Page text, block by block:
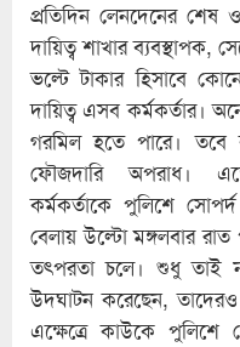
প্রতিদিন লেনদেনের শেষ
দায়িত্ব শাখার ব্যবস্থাপক,
ভল্টে টাকার হিসাবে
দায়িত্ব এসব কর্মকর্তার।
গরমিল হতে পারে। তবে
ফৌজদারি অপরাধ।
কর্মকর্তাকে পুলিশে
বেলায় উল্টো মঙ্গলবার রাত
তৎপরতা চলে। শুধু তাই
উদ্ঘাটন করেছেন,
এক্ষেত্রে কাউকে পুলিশে